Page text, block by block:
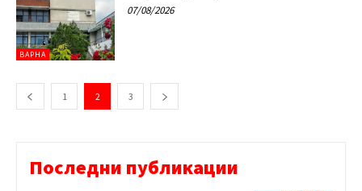
ВАРНА
07/08/2026
1 2 3
Последни публикации